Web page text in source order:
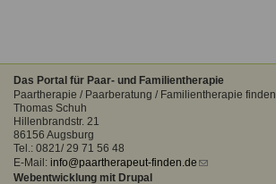
Das Portal für Paar- und Familientherapie
Paartherapie / Paarberatung / Familientherapie finden
Thomas Schuh
Hillenbrandstr. 21
86156 Augsburg
Tel.: 0821/ 29 71 56 48
E-Mail: info@paartherapeut-finden.de (link
Webentwicklung mit Drupal